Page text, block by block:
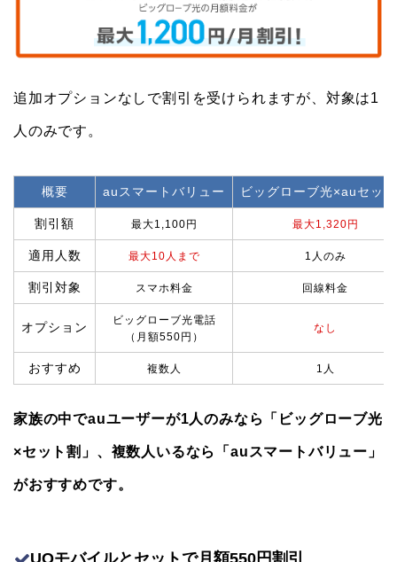
追加オプションなしで割引を受けられますが、対象は1
人のみです。
概要 auスマートバリュー ビッグローブ光×auセッ
割引額 最大1,100円 最大1,320円
適用人数 最大10人まで 1人のみ
割引対象 スマホ料金 回線料金
オプション
ビッグローブ光電話
（月額550円）
なし
おすすめ 複数人 1人
家族の中でauユーザーが1人のみなら「ビッグローブ光
×セット割」、複数人いるなら「auスマートバリュー」
がおすすめです。
UQモバイルとセットで月額550円割引